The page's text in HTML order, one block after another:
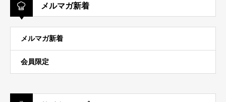
メルマガ新着
メルマガ新着
会員限定